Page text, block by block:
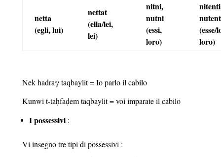
netta
(egli, lui)
nettat
(ella/lei,
lei)
nitni,
nutni
(essi,
loro)
(esse/
loro)
Nek hadraγ taqbaylit = Io parlo il cabilo
Kunwi t-taḥfaḍem taqbaylit = voi imparate il cabilo
I possessivi:
Vi insegno tre tipi di possessivi :